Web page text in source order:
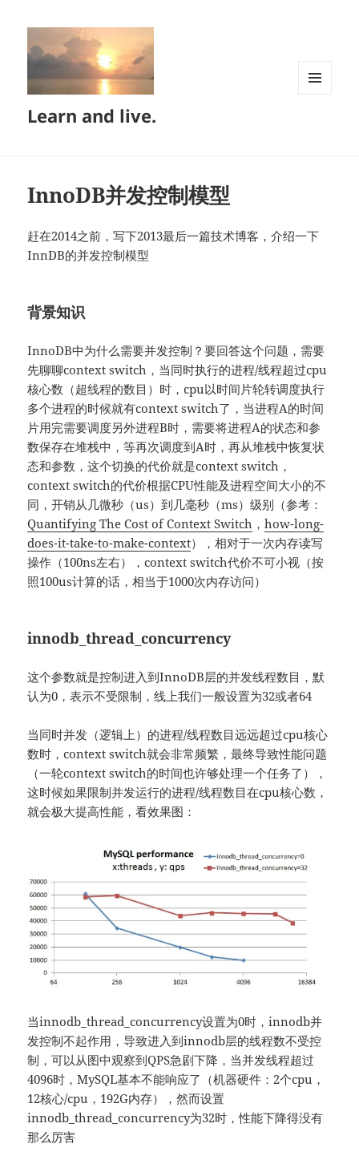
Learn and live.
InnoDB并发控制模型
赶在2014之前，写下2013最后一篇技术博客，介绍一下
InnDB的并发控制模型
背景知识
InnoDB中为什么需要并发控制？要回答这个问题，需要
先聊聊context switch，当同时执行的进程/线程超过cpu
核心数（超线程的数目）时，cpu以时间片轮转调度执行
多个进程的时候就有context switch了，当进程A的时间
片用完需要调度另外进程B时，需要将进程A的状态和参
数保存在堆栈中，等再次调度到A时，再从堆栈中恢复状
态和参数，这个切换的代价就是context switch，
context switch的代价根据CPU性能及进程空间大小的不
同，开销从几微秒（us）到几毫秒（ms）级别（参考：
Quantifying The Cost of Context Switch ，how-long-
does-it-take-to-make-context），相对于一次内存读写
操作（100ns左右），context switch代价不可小视（按
照100us计算的话，相当于1000次内存访问）
innodb_thread_concurrency
这个参数就是控制进入到InnoDB层的并发线程数目，默
认为0，表示不受限制，线上我们一般设置为32或者64
当同时并发（逻辑上）的进程/线程数目远远超过cpu核心
数时，context switch就会非常频繁，最终导致性能问题
（一轮context switch的时间也许够处理一个任务了），
这时候如果限制并发运行的进程/线程数目在cpu核心数，
就会极大提高性能，看效果图：
当innodb_thread_concurrency设置为0时，innodb并
发控制不起作用，导致进入到innodb层的线程数不受控
制，可以从图中观察到QPS急剧下降，当并发线程超过
4096时，MySQL基本不能响应了（机器硬件：2个cpu，
12核心/cpu，192G内存），然而设置
innodb_thread_concurrency为32时，性能下降得没有
那么厉害